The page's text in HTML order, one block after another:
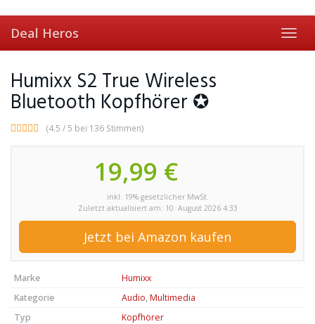
to
main
content
Deal Heros
Humixx S2 True Wireless
Bluetooth Kopfhörer ✪
(4.5 / 5 bei 136 Stimmen)
19,99 €
inkl. 19% gesetzlicher MwSt.
Zuletzt aktualisiert am: 10. August 2026 4:33
Jetzt bei Amazon kaufen
Marke
Humixx
Kategorie
Audio, Multimedia
Typ
Kopfhörer